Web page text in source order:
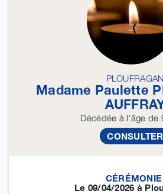
PLOUFRAGAN
Madame Paulette
Décédée à l'âge de
CONSULTER
CÉRÉMONIE
Le 09/04/2026 à